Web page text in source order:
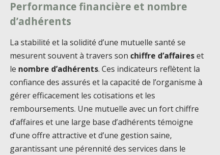
Performance financière et nombre
d’adhérents
La stabilité et la solidité d’une mutuelle santé se
mesurent souvent à travers son chiffre d’affaireset
le nombre d’adhérents. Ces indicateurs reflètent la
confiance des assurés et la capacité de l’organisme à
gérer efficacement les cotisations et les
remboursements. Une mutuelle avec un fort chiffre
d’affaires et une large base d’adhérents témoigne
d’une offre attractive et d’une gestion saine,
garantissant une pérennité des services dans le